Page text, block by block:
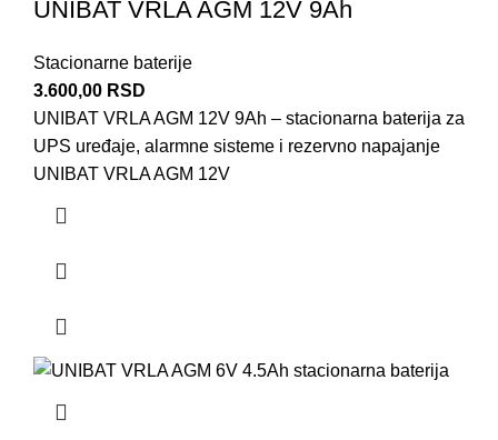
UNIBAT VRLA AGM 12V 9Ah
Stacionarne baterije
3.600,00 RSD
UNIBAT VRLA AGM 12V 9Ah – stacionarna baterija za
UPS uređaje, alarmne sisteme i rezervno napajanje
UNIBAT VRLA AGM 12V